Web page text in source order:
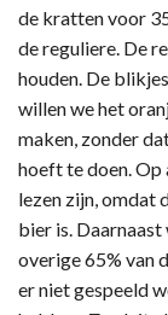
de kratten voor
de reguliere. De
houden. De
willen we het
maken, zonder
hoeft te doen. Op
lezen zijn, omdat
bier is.
overige 65% van
er niet gespeeld